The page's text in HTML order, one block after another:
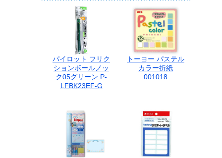
パイロット フリク
ションボールノッ
ク05グリーン P-
LFBK23EF-G
トーヨー パステル
カラー折紙
001018